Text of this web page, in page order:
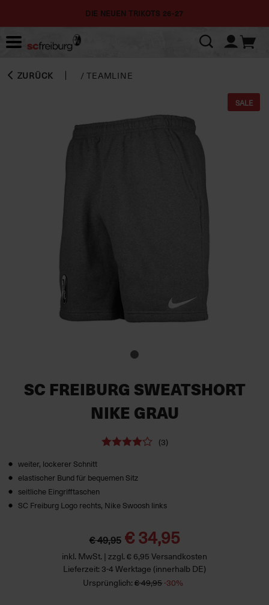
DIE NEUEN TRIKOTS 26-27
ZURÜCK /TEAMLINE
SALE
SC FREIBURG SWEATSHORT
NIKE GRAU
(3)
weiter, lockerer Schnitt
elastischer Bund für bequemen Sitz
seitliche Eingrifftaschen
SC Freiburg Logo rechts, Nike Swoosh links
€ 49,95 € 34,95
inkl. MwSt. | zzgl. € 6,95 Versandkosten
Lieferzeit: 3-4 Werktage (innerhalb DE)
Ursprünglich: € 49,95-30%